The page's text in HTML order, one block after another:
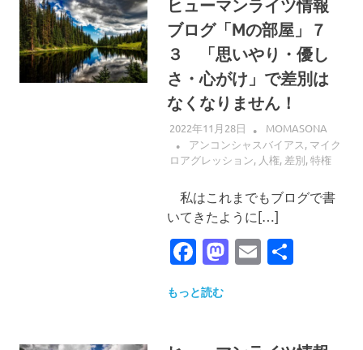
ヒューマンライツ情報
ブログ「Mの部屋」７
３ 「思いやり・優し
さ・心がけ」で差別は
なくなりません！
2022年11月28日
MOMASONA
アンコンシャスバイアス, マイク
ロアグレッション, 人権, 差別,特権
私はこれまでもブログで書
いてきたように[…]
Facebook
Mastodon
Email
共
もっと読む